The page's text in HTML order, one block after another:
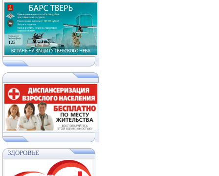
ЗДОРОВЬЕ